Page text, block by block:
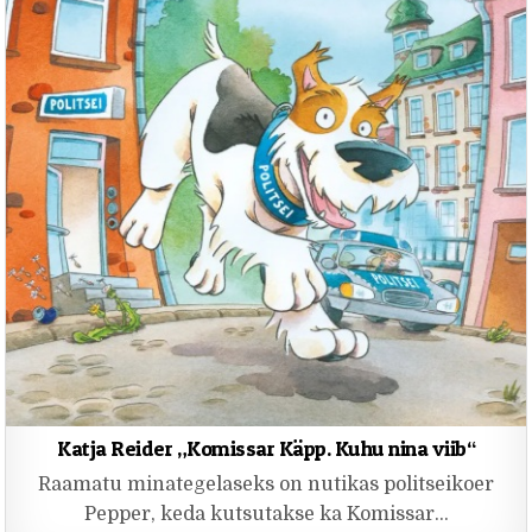
Katja Reider „Komissar Käpp. Kuhu nina viib“
Raamatu minategelaseks on nutikas politseikoer
Pepper, keda kutsutakse ka Komissar…